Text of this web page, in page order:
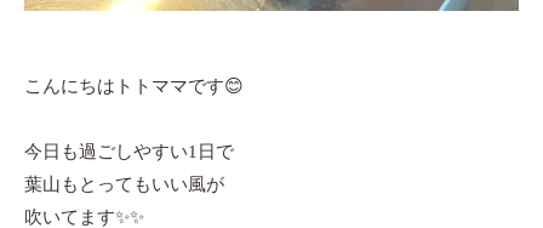
こんにちはトトママです😊
今日も過ごしやすい1日で
葉山もとってもいい風が
吹いてます✨✨